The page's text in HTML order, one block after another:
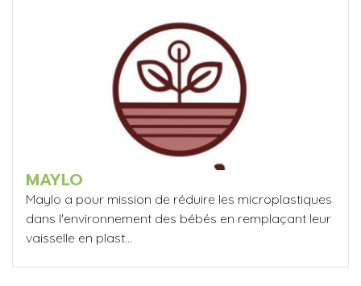
MAYLO
Maylo a pour mission de réduire les microplastiques
dans l'environnement des bébés en remplaçant leur
vaisselle en plast...